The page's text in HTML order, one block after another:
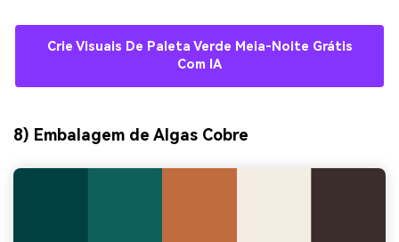
Crie Visuais De Paleta Verde Meia-Noite Grátis
Com IA
8) Embalagem de Algas Cobre